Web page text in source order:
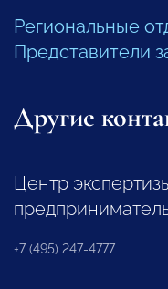
Региональные
Представители
Другие
Центр
+7 (495) 247-4777